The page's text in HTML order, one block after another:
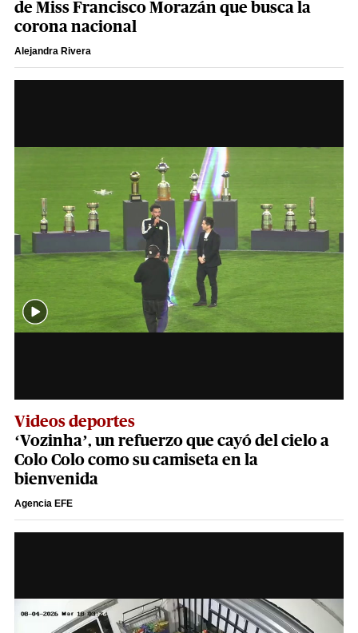
de Miss Francisco Morazán que busca la
corona nacional
Alejandra Rivera
Videos deportes
‘Vozinha’, un refuerzo que cayó del cielo a
Colo Colo como su camiseta en la
bienvenida
Agencia EFE